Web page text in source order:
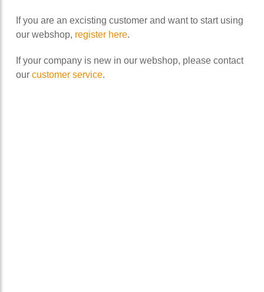
If you are an excisting customer and want to start using
our webshop, register here.
If your company is new in our webshop, please contact
our customer service.